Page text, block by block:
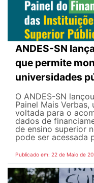
ANDES-SN
que permite
universidades
O ANDES-SN
Painel Mais
voltada para o
dados de
de ensino superior
pode ser acessada
Publicado em: 22 de Maio de